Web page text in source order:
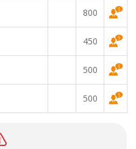
800
450
500
500